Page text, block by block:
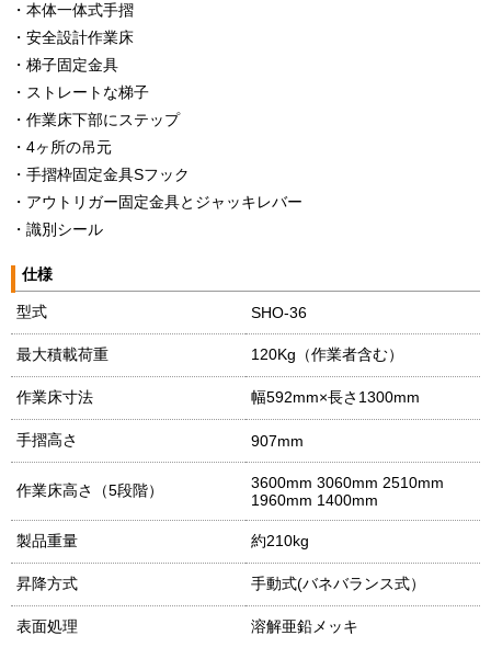
・本体一体式手摺
・安全設計作業床
・梯子固定金具
・ストレートな梯子
・作業床下部にステップ
・4ヶ所の吊元
・手摺枠固定金具Sフック
・アウトリガー固定金具とジャッキレバー
・識別シール
仕様
型式 SHO-36
最大積載荷重 120Kg（作業者含む）
作業床寸法 幅592mm×長さ1300mm
手摺高さ 907mm
作業床高さ（5段階）
3600mm 3060mm 2510mm
1960mm 1400mm
製品重量 約210kg
昇降方式 手動式(バネバランス式）
表面処理 溶解亜鉛メッキ